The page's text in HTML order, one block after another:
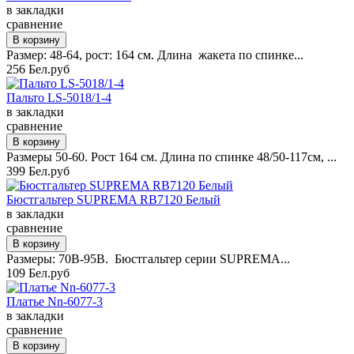
в закладки
сравнение
Размер: 48-64, рост: 164 см. Длина жакета по спинке...
256 Бел.руб
Пальто LS-5018/1-4
в закладки
сравнение
Размеры 50-60. Рост 164 см. Длина по спинке 48/50-117см, ...
399 Бел.руб
Бюстгальтер SUPREMA RB7120 Белый
в закладки
сравнение
Размеры: 70B-95B. Бюстгальтер серии SUPREMA...
109 Бел.руб
Платье Nn-6077-3
в закладки
сравнение